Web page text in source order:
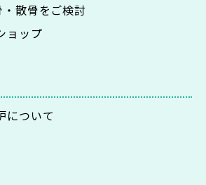
散骨をご検討
ョップ
について